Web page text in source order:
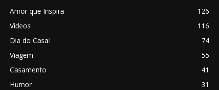
Amor que Inspira
126
Vídeos
116
Dia do Casal
74
Viagem
55
Casamento
41
Humor
31